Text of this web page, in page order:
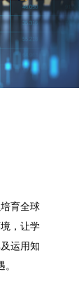
育全球
，让学
运用知